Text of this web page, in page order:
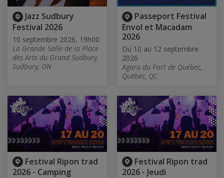
Jazz Sudbury
Festival 2026
10 septembre 2026, 19h00
La Grande Salle de la Place
des Arts du Grand Sudbury,
Sudbury, ON
Passeport Festival
Envol et Macadam
2026
Du 10 au 12 septembre
2026
Agora du Port de Québec,
Québec, QC
Festival Ripon trad
2026 - Camping
Festival Ripon trad
2026 - Jeudi